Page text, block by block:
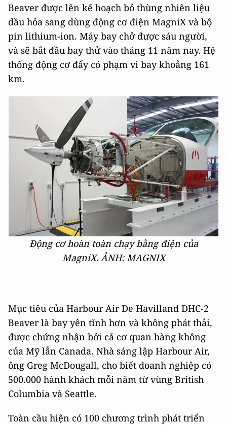
Beaver được lên kế hoạch bỏ thùng nhiên liệu
dầu hỏa sang dùng động cơ điện MagniX và bộ
pin lithium-ion. Máy bay chở được sáu người,
và sẽ bắt đầu bay thử vào tháng 11 năm nay. Hệ
thống động cơ đẩy có phạm vi bay khoảng 161
km.
Động cơ hoàn toàn chạy bằng điện của
MagniX. ẢNH: MAGNIX
Mục tiêu của Harbour Air De Havilland DHC-2
Beaver là bay yên tĩnh hơn và không phát thải,
được chứng nhận bởi cả cơ quan hàng không
của Mỹ lẫn Canada. Nhà sáng lập Harbour Air,
ông Greg McDougall, cho biết doanh nghiệp có
500.000 hành khách mỗi năm từ vùng British
Columbia và Seattle.
Toàn cầu hiện có 100 chương trình phát triển